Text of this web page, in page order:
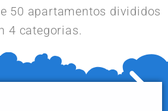
50 apartamentos divididos
4 categorias.